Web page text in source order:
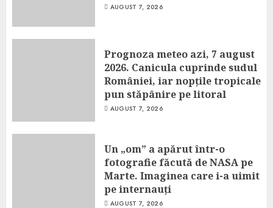
AUGUST 7, 2026
Prognoza meteo azi, 7 august
2026. Canicula cuprinde sudul
României, iar nopțile tropicale
pun stăpânire pe litoral
AUGUST 7, 2026
Un „om” a apărut într-o
fotografie făcută de NASA pe
Marte. Imaginea care i-a uimit
pe internauți
AUGUST 7, 2026